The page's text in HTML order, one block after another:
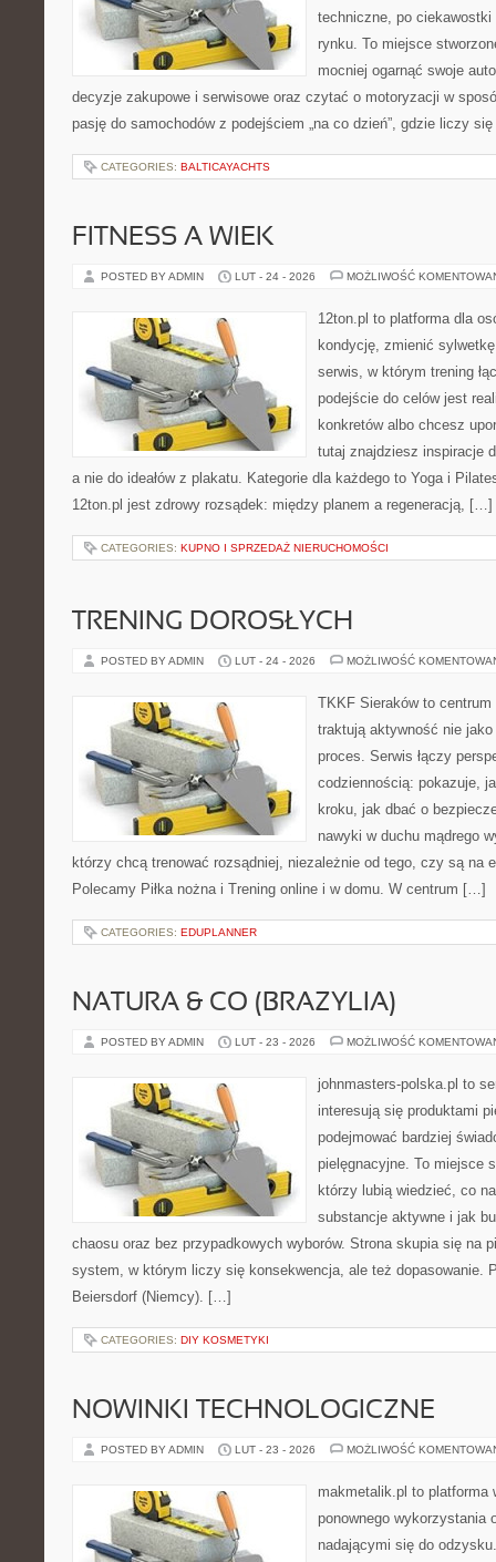
techniczne, po
rynku. To miejsce
mocniej ogarnąć swoje
decyzje zakupowe i serwisowe oraz czytać o motoryzacji w
pasję do samochodów z podejściem „na co dzień”, gdzie liczy
CATEGORIES: BALTICAYACHTS
FITNESS A WIEK
POSTED BY ADMIN LUT - 24 - 2026 MOŻLIWOŚĆ
12ton.pl to platforma dla
kondycję, zmienić
serwis, w którym trening
podejście do celów jest
konkretów albo chcesz
tutaj znajdziesz inspiracje
a nie do ideałów z plakatu. Kategorie dla każdego to Yoga i
12ton.pl jest zdrowy rozsądek: między planem a regeneracją, […]
CATEGORIES: KUPNO I SPRZEDAŻ NIERUCHOMOŚCI
TRENING DOROSŁYCH
POSTED BY ADMIN LUT - 24 - 2026 MOŻLIWOŚĆ
TKKF Sieraków to
traktują aktywność nie
proces. Serwis łączy
codziennością: pokazuje,
kroku, jak dbać o
nawyki w duchu mądrego
którzy chcą trenować rozsądniej, niezależnie od tego, czy są na
Polecamy Piłka nożna i Trening online i w domu. W centrum […]
CATEGORIES: EDUPLANNER
NATURA & CO (BRAZYLIA)
POSTED BY ADMIN LUT - 23 - 2026 MOŻLIWOŚĆ
johnmasters-polska.pl to
interesują się produktami
podejmować bardziej
pielęgnacyjne. To miejsce
którzy lubią wiedzieć, co
substancje aktywne i jak
chaosu oraz bez przypadkowych wyborów. Strona skupia się na
system, w którym liczy się konsekwencja, ale też dopasowanie.
Beiersdorf (Niemcy). […]
CATEGORIES: DIY KOSMETYKI
NOWINKI TECHNOLOGICZNE
POSTED BY ADMIN LUT - 23 - 2026 MOŻLIWOŚĆ
makmetalik.pl to platforma
ponownego wykorzystania
nadającymi się do